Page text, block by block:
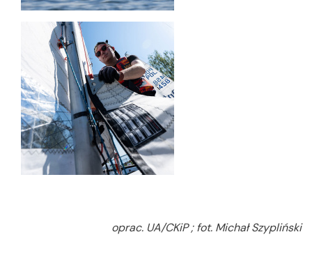
oprac. UA/CKiP ; fot. Michał Szypliński